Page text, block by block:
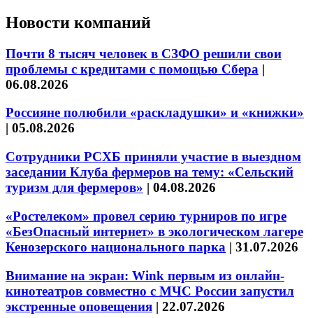
Новости компаний
Почти 8 тысяч человек в СЗФО решили свои
проблемы с кредитами с помощью Сбера |
06.08.2026
Россияне полюбили «раскладушки» и «книжки»
| 05.08.2026
Сотрудники РСХБ приняли участие в выездном
заседании Клуба фермеров на тему: «Сельский
туризм для фермеров» | 04.08.2026
«Ростелеком» провел серию турниров по игре
«БезОпасный интернет» в экологическом лагере
Кенозерского национального парка | 31.07.2026
Внимание на экран: Wink первым из онлайн-
кинотеатров совместно с МЧС России запустил
экстренные оповещения | 22.07.2026